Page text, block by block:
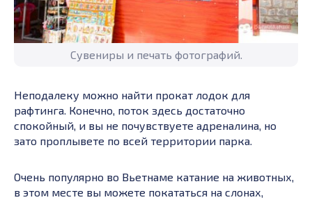
Сувениры и печать фотографий.
Неподалеку можно найти прокат лодок для
рафтинга. Конечно, поток здесь достаточно
спокойный, и вы не почувствуете адреналина, но
зато проплывете по всей территории парка.
Очень популярно во Вьетнаме катание на животных,
в этом месте вы можете покататься на слонах,